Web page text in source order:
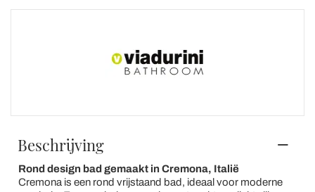
Beschrijving
Rond design bad gemaakt in Cremona, Italië
Cremona is een rond vrijstaand bad, ideaal voor moderne